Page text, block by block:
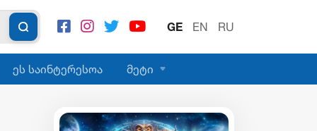
GE EN RU
ეს საინტერესოა მეტი